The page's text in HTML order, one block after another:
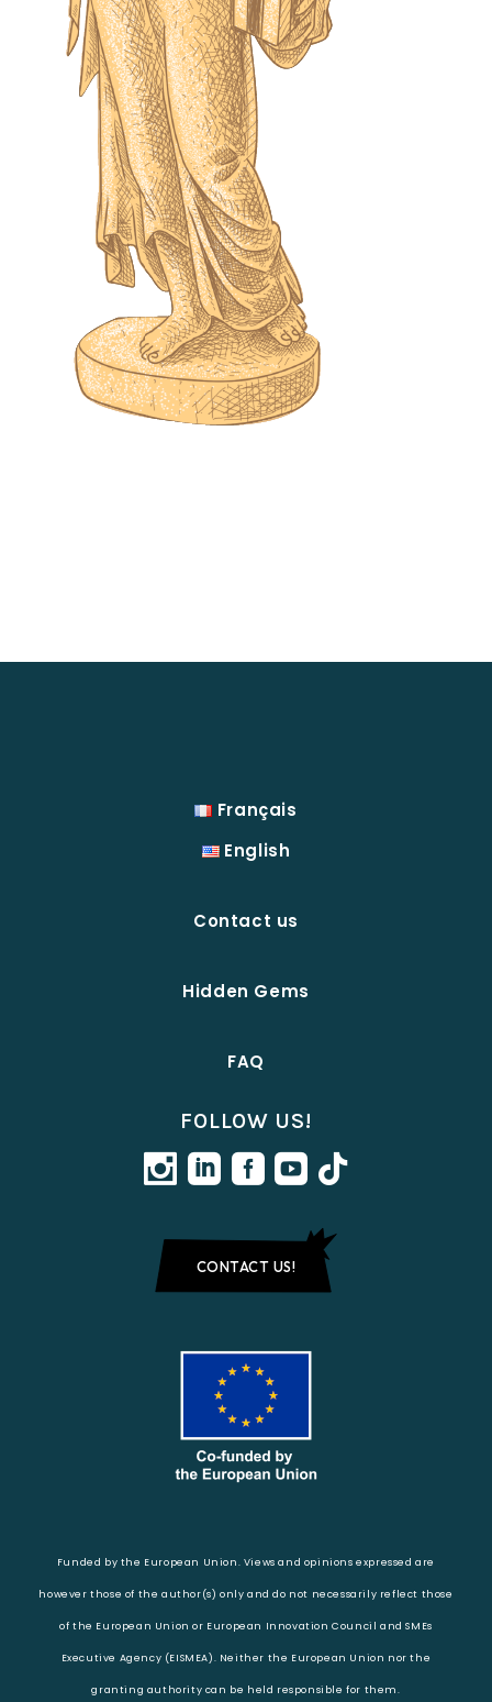
Français
English
Contact us
Hidden Gems
FAQ
FOLLOW US!
CONTACT US!
Funded by the European Union. Views and opinions expressed are
however those of the author(s) only and do not necessarily reflect those
of the European Union or European Innovation Council and SMEs
Executive Agency (EISMEA). Neither the European Union nor the
granting authority can be held responsible for them.